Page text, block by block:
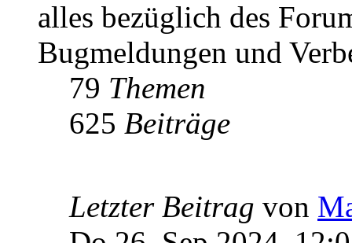
alles bezüglich des
Bugmeldungen und
79 Themen
625 Beiträge
Letzter Beitrag von